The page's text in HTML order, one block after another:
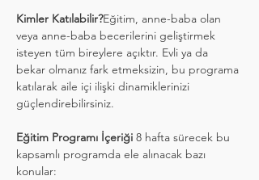
Kimler Katılabilir?Eğitim, anne-baba olan
veya anne-baba becerilerini geliştirmek
isteyen tüm bireylere açıktır. Evli ya da
bekar olmanız fark etmeksizin, bu programa
katılarak aile içi ilişki dinamiklerinizi
güçlendirebilirsiniz.
Eğitim Programı İçeriği 8 hafta sürecek bu
kapsamlı programda ele alınacak bazı
konular: